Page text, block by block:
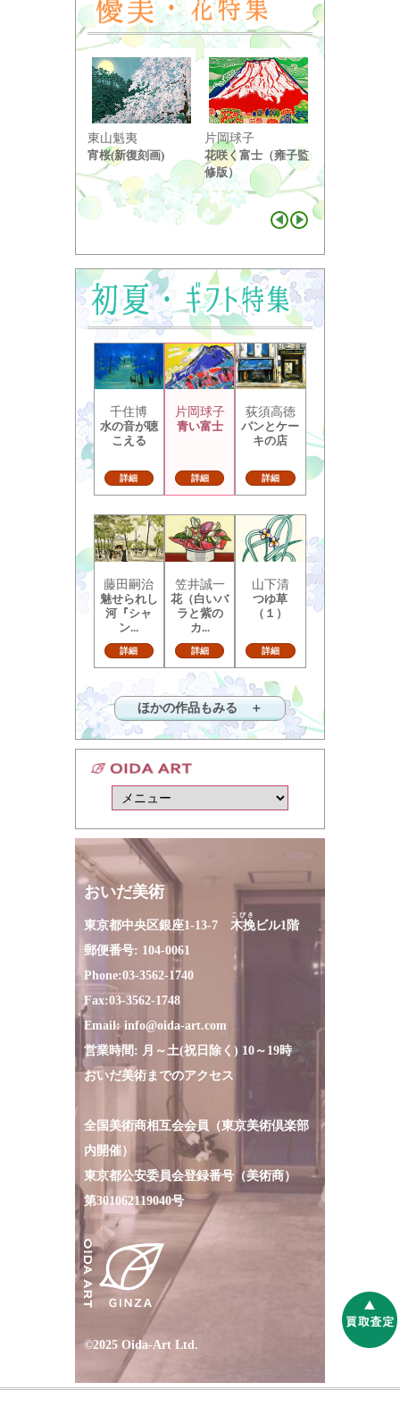
東山魁夷
宵桜(新復刻画)
片岡球子
花咲く富士（雍子監
修版）
千住博
水の音が聴
こえる
詳細
片岡球子
青い富士
詳細
荻須高徳
パンとケー
キの店
詳細
藤田嗣治
魅せられし
河『シャ
ン...
詳細
笠井誠一
花（白いバ
ラと紫の
カ...
詳細
山下清
つゆ草
（１）
詳細
ほかの作品もみる ＋
おいだ美術
東京都中央区銀座1-13-7 木挽
こびき
ビル1階
郵便番号: 104-0061
Phone:03-3562-1740
Fax:03-3562-1748
Email: info@oida-art.com
営業時間: 月～土(祝日除く) 10～19時
おいだ美術までのアクセス
全国美術商相互会会員（東京美術倶楽部
内開催）
東京都公安委員会登録番号（美術商）
第301062119040号
©2025 Oida-Art Ltd.